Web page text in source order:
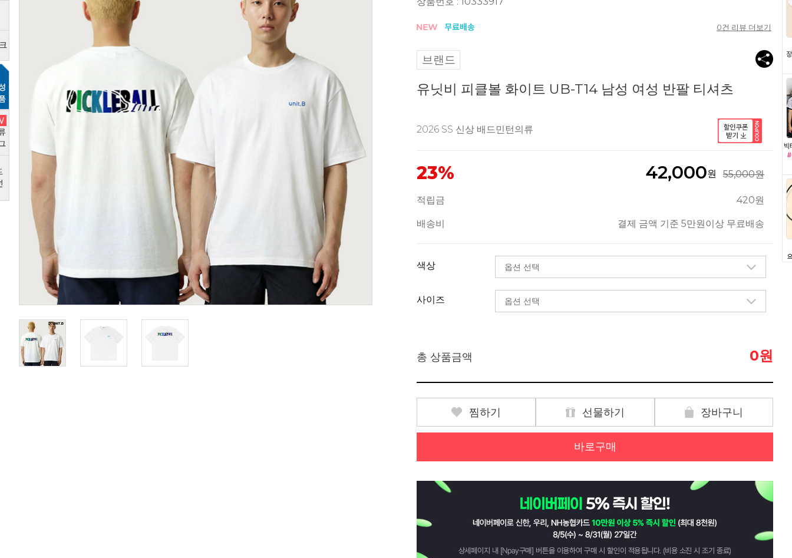
0건 리뷰 더보기
브랜드
유닛비 피클볼 화이트 UB-T14 남성 여성 반팔 티셔츠
2026 SS 신상 배드민턴의류
23% 42,000원 55,000원
적립금 420원
배송비 결제 금액 기준 5만원이상 무료배송
색상
사이즈
총 상품금액 0원
찜하기 선물하기 장바구니
바로구매